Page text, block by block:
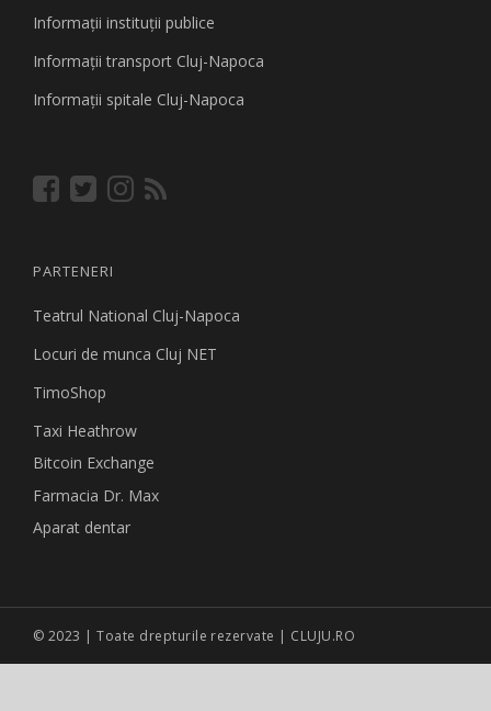
Informaţii instituţii publice
Informaţii transport Cluj-Napoca
Informaţii spitale Cluj-Napoca
PARTENERI
Teatrul National Cluj-Napoca
Locuri de munca Cluj NET
TimoShop
Taxi Heathrow
Bitcoin Exchange
Farmacia Dr. Max
Aparat dentar
© 2023 | Toate drepturile rezervate | CLUJU.RO